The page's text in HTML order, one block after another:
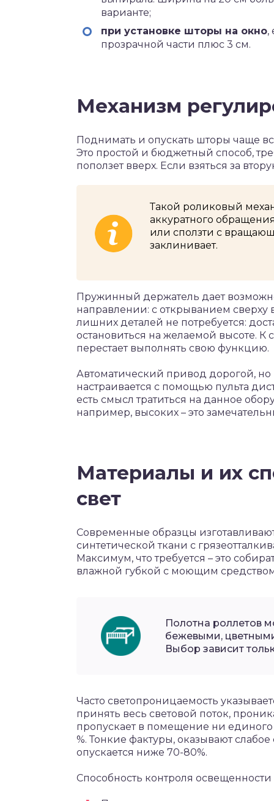
варианте;
при установке шторы на окно,
прозрачной части плюс 3 см.
Механизм
Поднимать и опускать шторы чаще
Это простой и бюджетный способ,
поползет вверх. Если взяться за
Такой роликовый
аккуратного
или сползти с
заклинивает.
Пружинный держатель дает
направлении: с открыванием сверху
лишних деталей не потребуется:
остановиться на желаемой высоте.
перестает выполнять свою функцию.
Автоматический привод дорогой,
настраивается с помощью пульта
есть смысл тратиться на данное
например, высоких – это
Материалы и их
свет
Современные образцы
синтетической ткани с
Максимум, что требуется – это
влажной губкой с моющим
Полотна роллетов
бежевыми,
Выбор зависит
Часто светопроницаемость
принять весь световой поток,
пропускает в помещение ни единого
%. Тонкие фактуры, оказывают
опускается ниже 70-80%.
Способность контроля освещенности